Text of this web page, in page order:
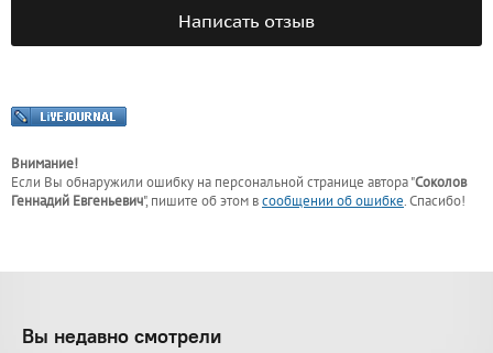
Написать отзыв
Внимание!
Если Вы обнаружили ошибку на персональной странице автора "Соколов
Геннадий Евгеньевич", пишите об этом всообщении об ошибке. Спасибо!
Вы недавно смотрели